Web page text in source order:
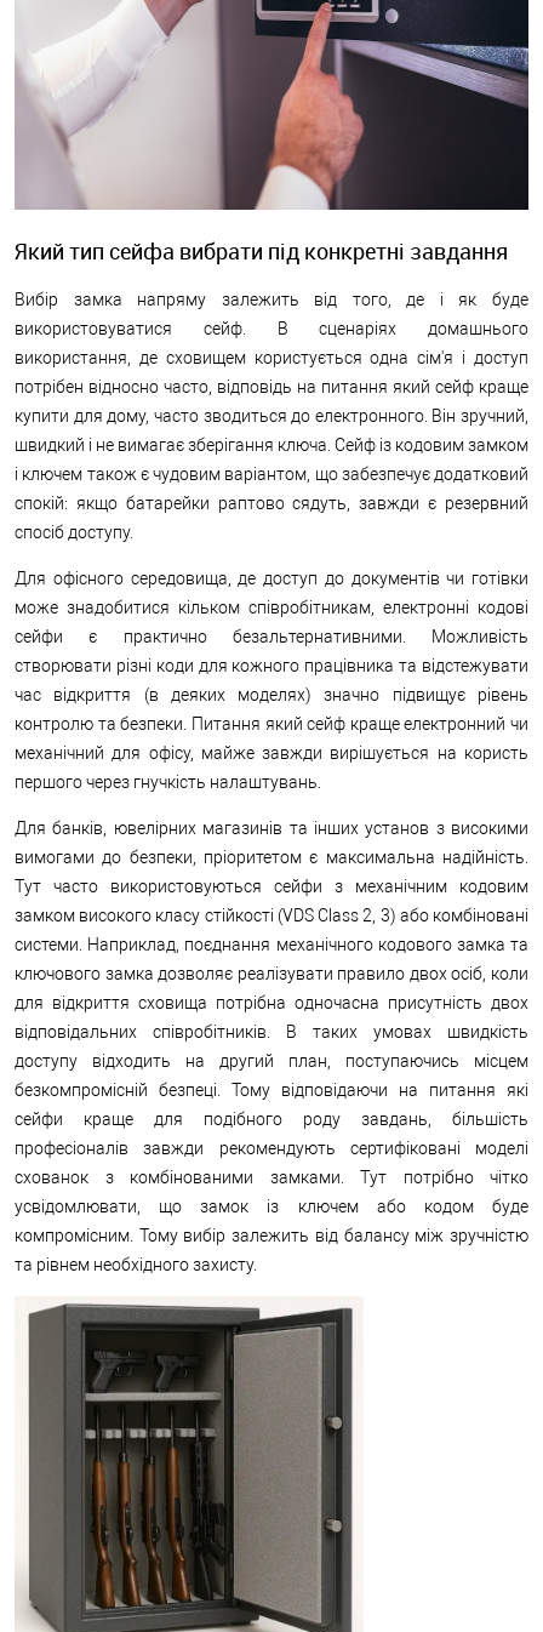
Який тип сейфа вибрати під конкретні завдання
Вибір замка напряму залежить від того, де і як буде
використовуватися сейф. В сценаріях домашнього
використання, де сховищем користується одна сім'я і доступ
потрібен відносно часто, відповідь на питання який сейф краще
купити для дому, часто зводиться до електронного. Він зручний,
швидкий і не вимагає зберігання ключа. Сейф із кодовим замком
і ключем також є чудовим варіантом, що забезпечує додатковий
спокій: якщо батарейки раптово сядуть, завжди є резервний
спосіб доступу.
Для офісного середовища, де доступ до документів чи готівки
може знадобитися кільком співробітникам, електронні кодові
сейфи є практично безальтернативними. Можливість
створювати різні коди для кожного працівника та відстежувати
час відкриття (в деяких моделях) значно підвищує рівень
контролю та безпеки. Питання який сейф краще електронний чи
механічний для офісу, майже завжди вирішується на користь
першого через гнучкість налаштувань.
Для банків, ювелірних магазинів та інших установ з високими
вимогами до безпеки, пріоритетом є максимальна надійність.
Тут часто використовуються сейфи з механічним кодовим
замком високого класу стійкості (VDS Class 2, 3) або комбіновані
системи. Наприклад, поєднання механічного кодового замка та
ключового замка дозволяє реалізувати правило двох осіб, коли
для відкриття сховища потрібна одночасна присутність двох
відповідальних співробітників. В таких умовах швидкість
доступу відходить на другий план, поступаючись місцем
безкомпромісній безпеці. Тому відповідаючи на питання які
сейфи краще для подібного роду завдань, більшість
професіоналів завжди рекомендують сертифіковані моделі
схованок з комбінованими замками. Тут потрібно чітко
усвідомлювати, що замок із ключем або кодом буде
компромісним. Тому вибір залежить від балансу між зручністю
та рівнем необхідного захисту.